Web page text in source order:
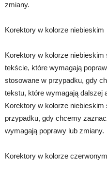
zmiany.
Korektory w kolorze niebieskim
Korektory w kolorze niebieskim
tekście, które wymagają
stosowane w przypadku, gdy
tekstu, które wymagają dalszej
Korektory w kolorze
przypadku, gdy chcemy
wymagają poprawy lub zmiany.
Korektory w kolorze czerwonym